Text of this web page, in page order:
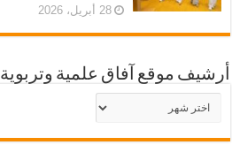
28 أبريل، 2026
أرشيف موقع آفاق علمية وتربوية
أرشيف
موقع